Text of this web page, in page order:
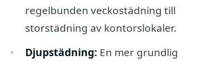
regelbunden veckostädning till
storstädning av kontorslokaler.
Djupstädning: En mer grundlig